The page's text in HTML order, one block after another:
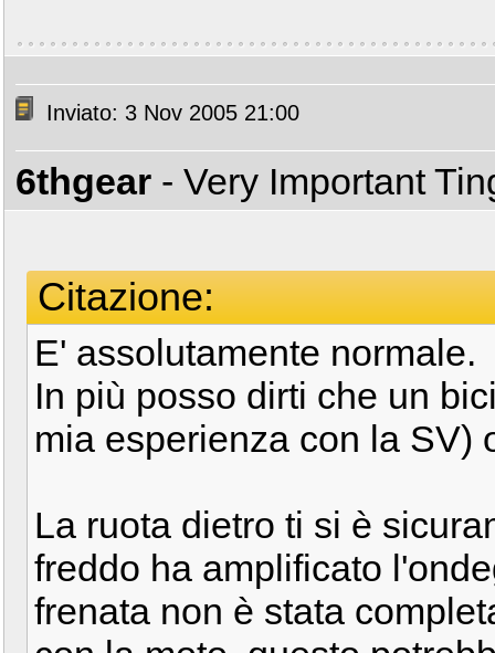
Inviato: 3 Nov 2005 21:00
6thgear - Very Important
Citazione:
E' assolutamente normale.
In più posso dirti che un
mia esperienza con la SV)
La ruota dietro ti si è
freddo ha amplificato
frenata non è stata